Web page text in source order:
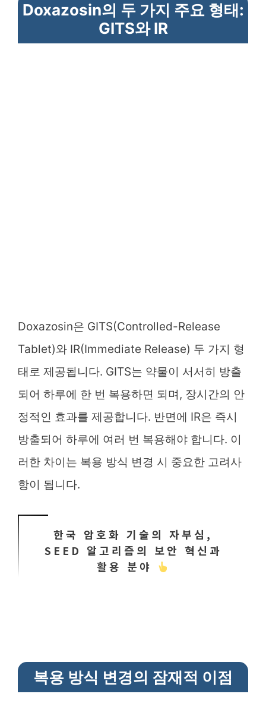
Doxazosin의 두 가지 주요 형태:
GITS와 IR
Doxazosin은 GITS(Controlled-Release
Tablet)와 IR(Immediate Release) 두 가지 형
태로 제공됩니다. GITS는 약물이 서서히 방출
되어 하루에 한 번 복용하면 되며, 장시간의 안
정적인 효과를 제공합니다. 반면에 IR은 즉시
방출되어 하루에 여러 번 복용해야 합니다. 이
러한 차이는 복용 방식 변경 시 중요한 고려사
항이 됩니다.
한국 암호화 기술의 자부심,
SEED 알고리즘의 보안 혁신과
활용 분야
복용 방식 변경의 잠재적 이점